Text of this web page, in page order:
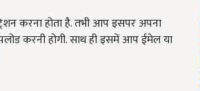
करना होता है. तभी आप इसपर अपना
करनी होगी. साथ ही इसमें आप ईमेल या